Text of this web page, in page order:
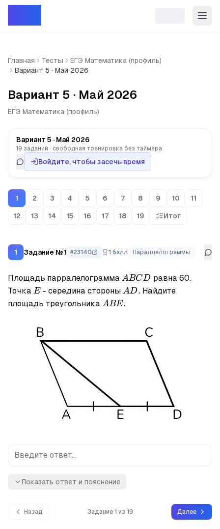
Главная Тесты
ЕГЭ Математика (профиль)
Вариант 5 · Май 2026
Вариант 5 · Май 2026
ЕГЭ Математика (профиль)
Вариант 5 · Май 2026
19 заданий · свободная тренировка без таймера
Войдите, чтобы засечь время
1 2 3 4 5 6 7 8 9 10 11
12 13 14 15 16 17 18 19 Итог
1 Задание №1 #23140 1 балл Параллелограммы
Площадь парралелограмма ABCD
ABCD равна 60.
Точка E
E - середина стороныAD
.
AD. Найдите
площадь треугольника ABE
ABE.
Показать ответ и пояснение
Назад Задание 1 из 19 Далее